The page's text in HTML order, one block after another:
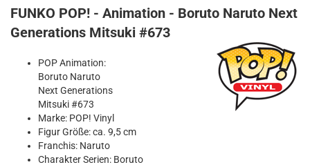
FUNKO POP! - Animation - Boruto Naruto Next
Generations Mitsuki #673
POP Animation:
Boruto Naruto
Next Generations
Mitsuki #673
Marke: POP! Vinyl
Figur Größe: ca. 9,5 cm
Franchis: Naruto
Charakter Serien: Boruto